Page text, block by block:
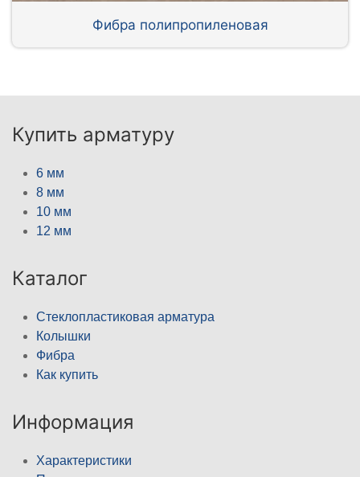
Фибра полипропиленовая
Купить арматуру
6 мм
8 мм
10 мм
12 мм
Каталог
Стеклопластиковая арматура
Колышки
Фибра
Как купить
Информация
Характеристики